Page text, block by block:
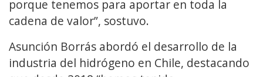
porque tenemos para aportar en toda la
cadena de valor”, sostuvo.
Asunción Borrás abordó el desarrollo de la
industria del hidrógeno en Chile, destacando